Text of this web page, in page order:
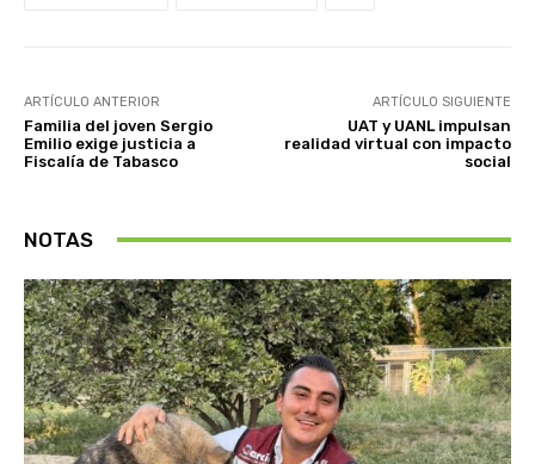
ARTÍCULO ANTERIOR
Familia del joven Sergio
Emilio exige justicia a
Fiscalía de Tabasco
ARTÍCULO SIGUIENTE
UAT y UANL impulsan
realidad virtual con impacto
social
NOTAS